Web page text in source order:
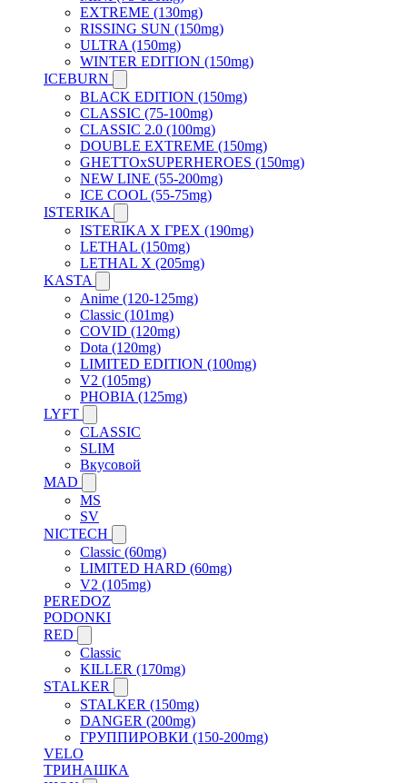
EXTREME (130mg)
RISSING SUN (150mg)
ULTRA (150mg)
WINTER EDITION (150mg)
ICEBURN
BLACK EDITION (150mg)
CLASSIC (75-100mg)
CLASSIC 2.0 (100mg)
DOUBLE EXTREME (150mg)
GHETTOxSUPERHEROES (150mg)
NEW LINE (55-200mg)
ICE COOL (55-75mg)
ISTERIKA
ISTERIKA X ГРЕХ (190mg)
LETHAL (150mg)
LETHAL X (205mg)
KASTA
Anime (120-125mg)
Classic (101mg)
COVID (120mg)
Dota (120mg)
LIMITED EDITION (100mg)
V2 (105mg)
PHOBIA (125mg)
LYFT
CLASSIC
SLIM
Вкусовой
MAD
MS
SV
NICTECH
Classic (60mg)
LIMITED HARD (60mg)
V2 (105mg)
PEREDOZ
PODONKI
RED
Classic
KILLER (170mg)
STALKER
STALKER (150mg)
DANGER (200mg)
ГРУППИРОВКИ (150-200mg)
VELO
ТРИНАШКА